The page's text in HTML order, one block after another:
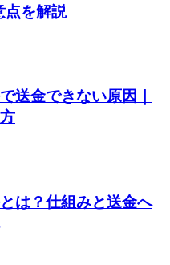
点を解説
送金できない原因｜
は？仕組みと送金へ